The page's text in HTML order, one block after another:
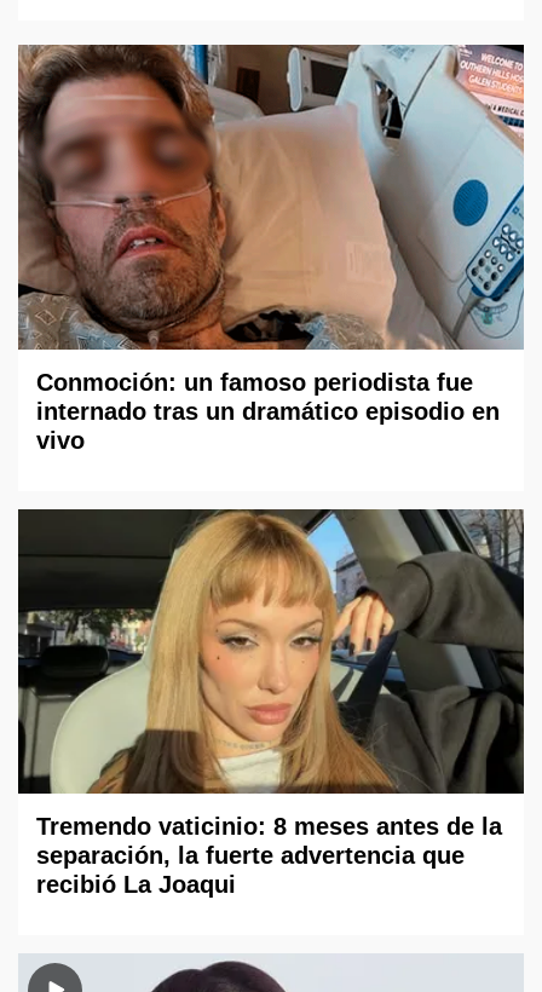
Conmoción: un famoso periodista fue
internado tras un dramático episodio en
vivo
Tremendo vaticinio: 8 meses antes de la
separación, la fuerte advertencia que
recibió La Joaqui